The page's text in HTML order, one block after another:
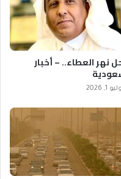
نهر العطاء.. – أخبار
1, 2026